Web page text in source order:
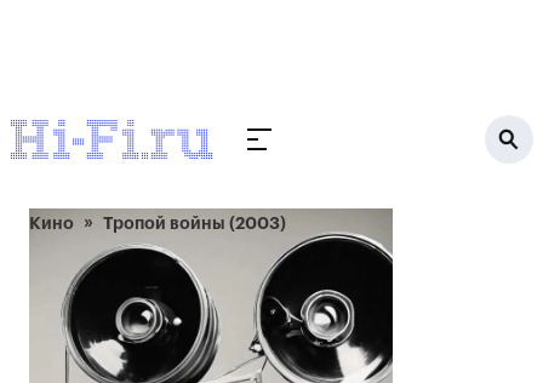
Кино Тропой войны (2003)